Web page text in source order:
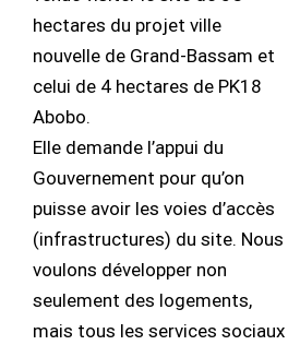
hectares du projet ville
nouvelle de Grand-Bassam et
celui de 4 hectares de PK18
Abobo.
Elle demande l’appui du
Gouvernement pour qu’on
puisse avoir les voies d’accès
(infrastructures) du site. Nous
voulons développer non
seulement des logements,
mais tous les services sociaux